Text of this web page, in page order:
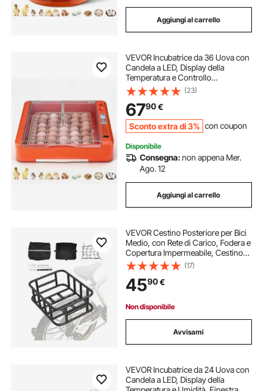
Aggiungi al carrello
VEVOR Incubatrice da 36 Uova con
Candela a LED, Display della
Temperatura e Controllo
Automatico dell'Umidità, Finestra
Trasparente con Vista a 360°, per la
Schiusa di Pulcini, Anatre, Oche
(23)
6790€
Sconto extra di 3% con coupon
Disponibile
Consegna:non appena Mer.
Ago. 12
Aggiungi al carrello
VEVOR Cestino Posteriore per Bici
Medio, con Rete di Carico, Fodera e
Copertura Impermeabile, Cestino
Posteriore per Trasportare Animali
Frutta Alimentari, Strumenti di
Montaggio Inclusi
(17)
4590€
Non disponibile
Avvisami
VEVOR Incubatrice da 24 Uova con
Candela a LED, Display della